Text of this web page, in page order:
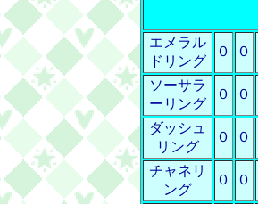
エメラル
ドリング
０ ０
ソーサラ
ーリング
０ ０
ダッシュ
リング
０ ０
チャネリ
ング
０ ０